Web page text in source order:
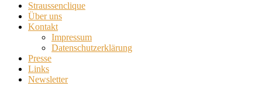
Straussenclique
Über uns
Kontakt
Impressum
Datenschutzerklärung
Presse
Links
Newsletter